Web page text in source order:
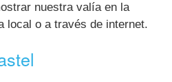
nuestra valía en la
local o a través de internet.